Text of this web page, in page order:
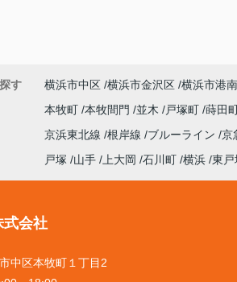
す 横浜市中区 横浜市金沢区 横浜市港
本牧町 本牧間門 並木 戸塚町 蒔田
京浜東北線 根岸線 ブルーライン 京
戸塚 山手 上大岡 石川町 横浜 東戸
式会社
中区本牧町１丁目2